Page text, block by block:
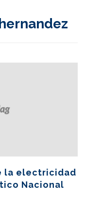
la electricidad
Nacional